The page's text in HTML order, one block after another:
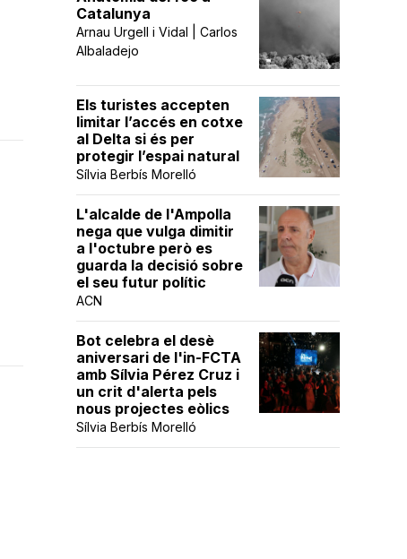
Catalunya
Arnau Urgell i Vidal | Carlos
Albaladejo
Els turistes accepten
limitar l’accés en cotxe
al Delta si és per
protegir l’espai natural
Sílvia Berbís Morelló
L'alcalde de l'Ampolla
nega que vulga dimitir
a l'octubre però es
guarda la decisió sobre
el seu futur polític
ACN
Bot celebra el desè
aniversari de l'in-FCTA
amb Sílvia Pérez Cruz i
un crit d'alerta pels
nous projectes eòlics
Sílvia Berbís Morelló